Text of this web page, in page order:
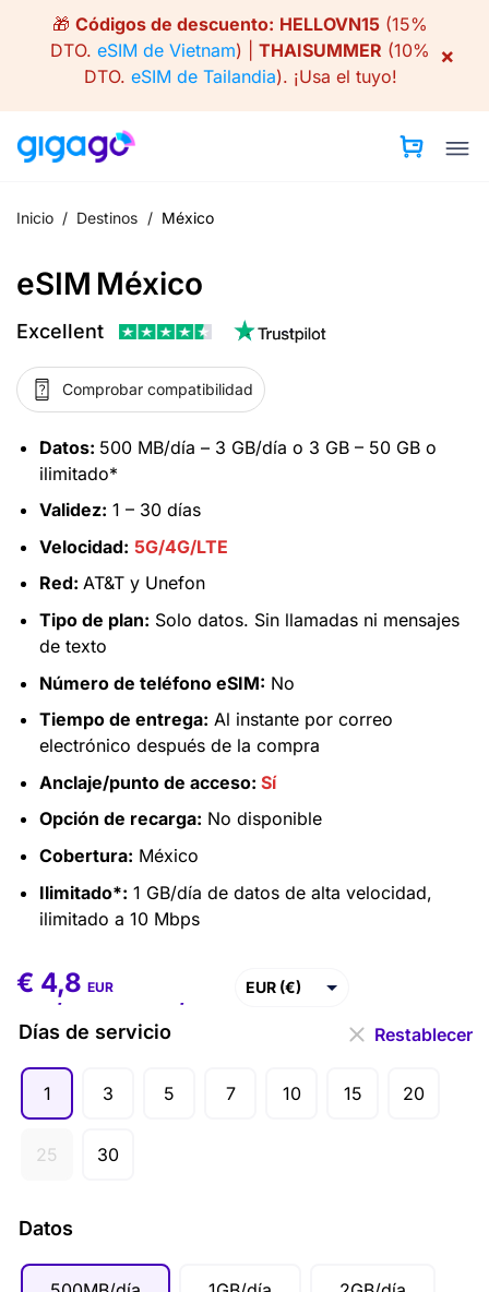
🎁 Códigos de descuento: HELLOVN15 (15%
DTO. eSIM de Vietnam) | THAISUMMER (10%
DTO. eSIM de Tailandia). ¡Usa el tuyo!
×
Inicio / Destinos / México
eSIM México
Excellent
Comprobar compatibilidad
Datos: 500 MB/día – 3 GB/día o 3 GB – 50 GB o
ilimitado*
Validez: 1 – 30 días
Velocidad: 5G/4G/LTE
Red: AT&T y Unefon
Tipo de plan: Solo datos. Sin llamadas ni mensajes
de texto
Número de teléfono eSIM: No
Tiempo de entrega: Al instante por correo
electrónico después de la compra
Anclaje/punto de acceso: Sí
Opción de recarga: No disponible
Cobertura: México
Ilimitado*: 1 GB/día de datos de alta velocidad,
ilimitado a 10 Mbps
€ 4,8 –€ EUR (€)
AUD ($)
Días de servicio
1 3 5 7 10 15 20
25 30
Datos
Restablecer
€ 4,8 EUR